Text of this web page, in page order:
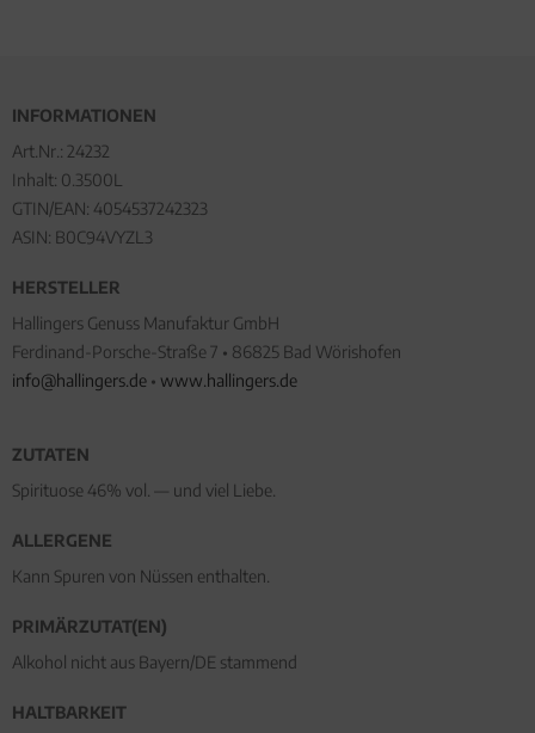
INFORMATIONEN
Art.Nr.: 24232
Inhalt: 0.3500L
GTIN/EAN: 4054537242323
ASIN: B0C94VYZL3
HERSTELLER
Hallingers Genuss Manufaktur GmbH
Ferdinand-Porsche-Straße 7 • 86825 Bad Wörishofen
info@hallingers.de • www.hallingers.de
ZUTATEN
Spirituose 46% vol. — und viel Liebe.
ALLERGENE
Kann Spuren von Nüssen enthalten.
PRIMÄRZUTAT(EN)
Alkohol nicht aus Bayern/DE stammend
HALTBARKEIT